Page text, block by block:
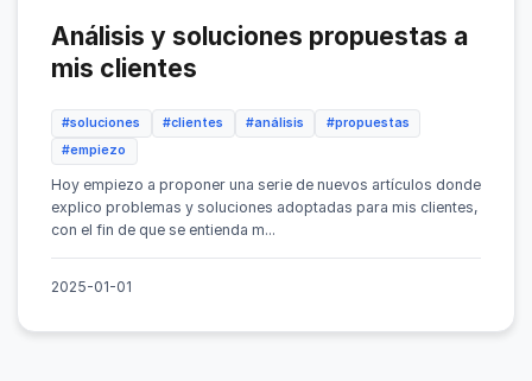
Análisis y soluciones propuestas a
mis clientes
#soluciones #clientes #análisis
#propuestas
#empiezo
Hoy empiezo a proponer una serie de nuevos artículos donde
explico problemas y soluciones adoptadas para mis clientes,
con el fin de que se entienda m...
2025-01-01